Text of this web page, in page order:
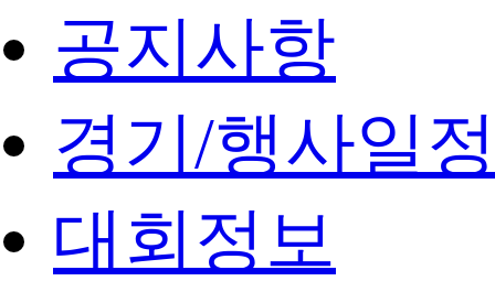
공지사항
경기/행사일
대회정보